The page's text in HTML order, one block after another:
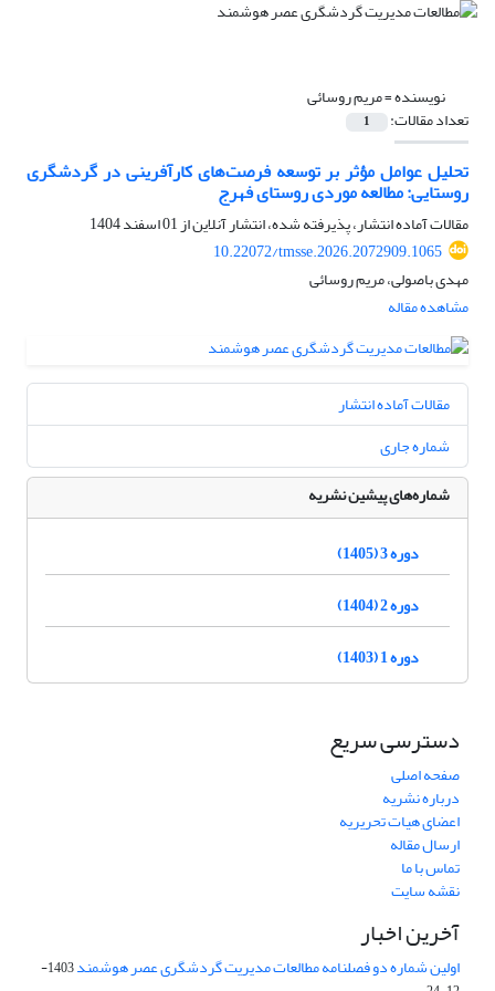
نویسنده =مریم روسائی
تعداد مقالات: 1
تحلیل عوامل مؤثر بر توسعه فرصت‌های کارآفرینی در گردشگری
روستایی: مطالعه موردی روستای فهرج
مقالات آماده انتشار، پذیرفته شده، انتشار آنلاین از01 اسفند 1404
10.22072/tmsse.2026.2072909.1065
مهدی باصولی، مریم روسائی
مشاهده مقاله
مقالات آماده انتشار
شماره جاری
شماره‌های پیشین نشریه
دوره 3 (1405)
دوره 2 (1404)
دوره 1 (1403)
دسترسی سریع
صفحه اصلی
درباره نشریه
اعضای هیات تحریریه
ارسال مقاله
تماس با ما
نقشه سایت
آخرین اخبار
اولین شماره دو فصلنامه مطالعات مدیریت گردشگری عصر هوشمند
1403-